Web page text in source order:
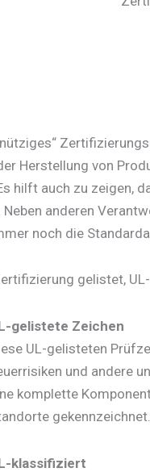
Herstellung von
hilft auch zu zeigen,
anderen
noch die
gelistet,
gelistete Zeichen
UL-gelisteten
und andere
komplette
klassifiziert